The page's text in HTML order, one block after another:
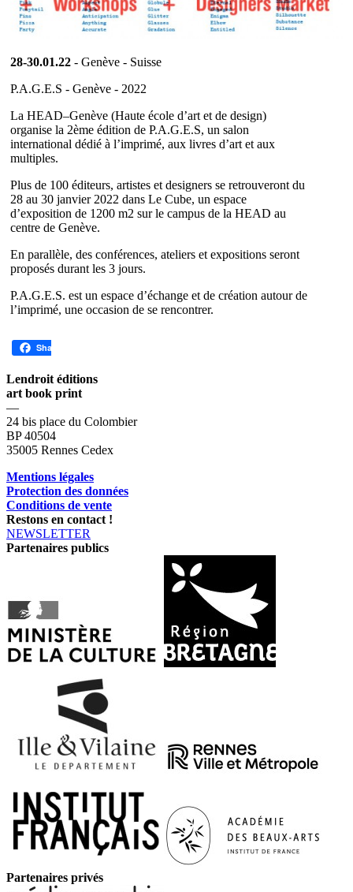
28-30.01.22 - Genève - Suisse
P.A.G.E.S - Genève - 2022
La HEAD–Genève (Haute école d’art et de design)
organise la 2ème édition de P.A.G.E.S, un salon
international dédié à l’imprimé, aux livres d’art et aux
multiples.
Plus de 100 éditeurs, artistes et designers se retrouveront du
28 au 30 janvier 2022 dans Le Cube, un espace
d’exposition de 1200 m2 sur le campus de la HEAD au
centre de Genève.
En parallèle, des conférences, ateliers et expositions seront
proposés durant les 3 jours.
P.A.G.E.S. est un espace d’échange et de création autour de
l’imprimé, une occasion de se rencontrer.
Share
Lendroit éditions
art book print
—
24 bis place du Colombier
BP 40504
35005 Rennes Cedex
Mentions légales
Protection des données
Conditions de vente
Restons en contact !
NEWSLETTER
Partenaires publics
Partenaires privés